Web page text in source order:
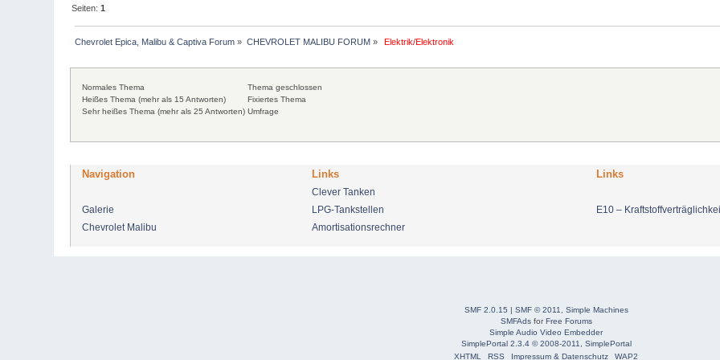
Seiten:1
Chevrolet Epica, Malibu & Captiva Forum » CHEVROLET MALIBU FORUM» Elektrik/Elektronik
Normales Thema
Heißes Thema (mehr als 15 Antworten)
Sehr heißes Thema (mehr als 25 Antworten)
Thema geschlossen
Fixiertes Thema
Umfrage
Navigation Links Links
Clever Tanken
Galerie
LPG-Tankstellen
E10 –
Chevrolet Malibu
Amortisationsrechner
SMF 2.0.15 | SMF © 2011
Simple Machines
SMFAdsforFree Forums
Simple Audio Video Embedder
SimplePortal 2.3.4 © 2008-2011, SimplePortal
XHTML
RSS Impressum & Datenschutz WAP2